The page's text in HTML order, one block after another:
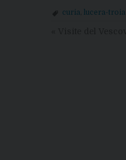
curia lucera-troia